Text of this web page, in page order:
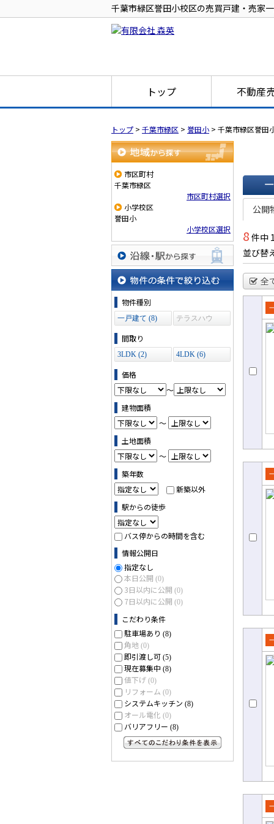
千葉市緑区誉田小校区の売買戸建・売家
トップ 不動産
トップ > 千葉市緑区 > 誉田小 > 千葉市緑区誉田
地域から探す
市区町村
千葉市緑区
市区町村選択
小学校区
誉田小
小学校区選択
沿線・駅から探す
物件の条件で絞り込む
物件種別
一戸建て (8)
テラスハウ
間取り
3LDK (2) 4LDK (6)
価格
～
建物面積
～
土地面積
～
築年数
新築以外
駅からの徒歩
バス停からの時間を含む
情報公開日
指定なし
本日公開 (0)
3日以内に公開 (0)
7日以内に公開 (0)
こだわり条件
駐車場あり (8)
角地 (0)
即引渡し可 (5)
現在募集中 (8)
値下げ (0)
リフォーム (0)
システムキッチン (8)
オール電化 (0)
バリアフリー (8)
一覧で
公開
8 件中
並び替
全
て
て
て